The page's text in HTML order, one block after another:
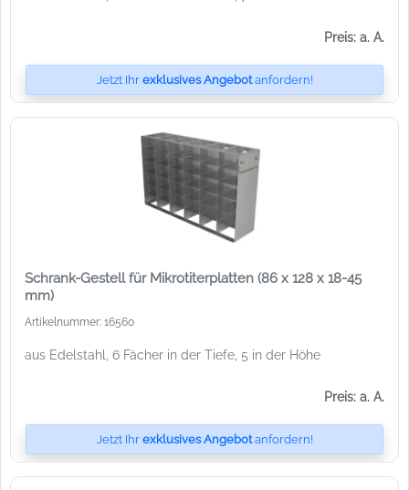
Preis: a. A.
Jetzt Ihr exklusives Angebotanfordern!
Schrank-Gestell für Mikrotiterplatten (86 x 128 x 18-45
mm)
Artikelnummer: 16560
aus Edelstahl, 6 Fächer in der Tiefe, 5 in der Höhe
Preis: a. A.
Jetzt Ihr exklusives Angebotanfordern!